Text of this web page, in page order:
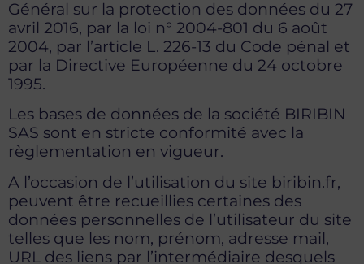
Général sur la protection des données du 27
avril 2016, par la loi n° 2004-801 du 6 août
2004, par l’article L. 226-13 du Code pénal et
par la Directive Européenne du 24 octobre
1995.
Les bases de données de la société BIRIBIN
SAS sont en stricte conformité avec la
règlementation en vigueur.
A l’occasion de l’utilisation du site biribin.fr,
peuvent être recueillies certaines des
données personnelles de l’utilisateur du site
telles que les nom, prénom, adresse mail,
URL des liens par l’intermédiaire desquels